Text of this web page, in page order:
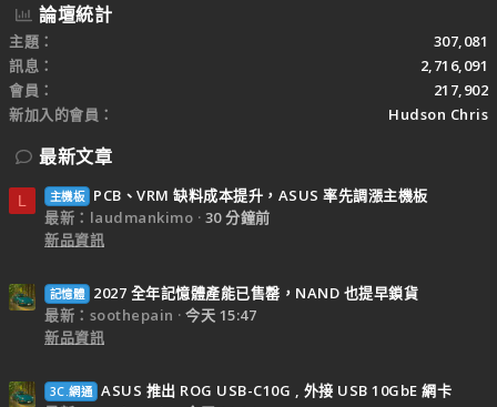
論壇統計
主題
307,081
訊息
2,716,091
會員
217,902
新加入的會員
Hudson Chris
最新文章
L 主機板
PCB、VRM 缺料成本提升，ASUS 率先調漲主機板
最新：laudmankimo
30 分鐘前
新品資訊
記憶體
2027 全年記憶體產能已售罄，NAND 也提早鎖貨
最新：soothepain
今天 15:47
新品資訊
3C.網通 ASUS 推出 ROG USB-C10G , 外接 USB 10GbE 網卡